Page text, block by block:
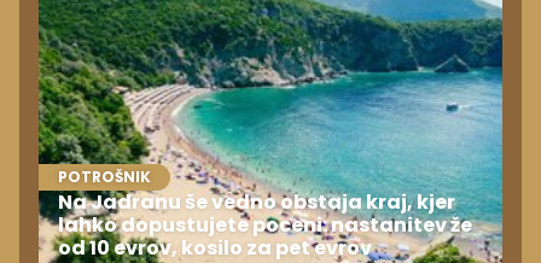
POTROŠNIK
Na Jadranu še vedno obstaja kraj, kjer
lahko dopustujete poceni: nastanitev že
od 10 evrov, kosilo za pet evrov